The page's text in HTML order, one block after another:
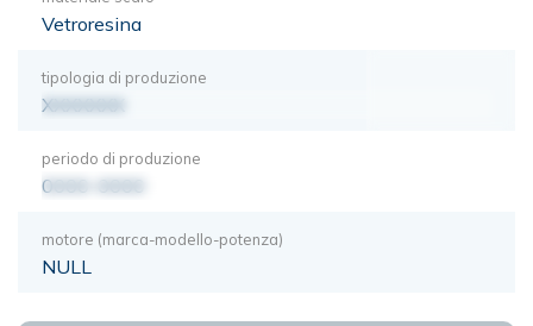
Vetroresina
tipologia di produzione
XXXXXXX
periodo di produzione
0000-0000
motore (marca-modello-potenza)
NULL